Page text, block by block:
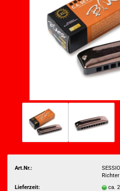
Art.Nr.:
Lieferzeit:
ca.